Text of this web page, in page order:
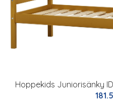
Hoppekids Juniorisänky